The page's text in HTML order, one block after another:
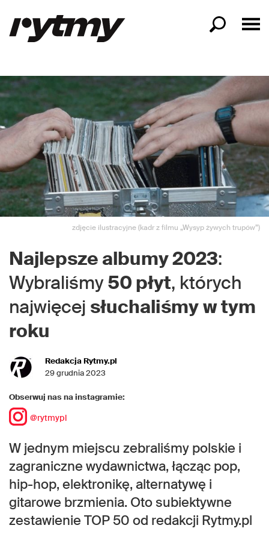
zdjęcie ilustracyjne (kadr z filmu „Wysyp żywych trupów”)
Najlepsze albumy 2023:
Wybraliśmy50 płyt, których
najwięcej słuchaliśmyw tym
roku
Redakcja Rytmy.pl
29 grudnia 2023
Obserwuj nas na instagramie:
@rytmypl
W jednym miejscu zebraliśmy polskie i
zagraniczne wydawnictwa, łącząc pop,
hip-hop, elektronikę, alternatywę i
gitarowe brzmienia. Oto subiektywne
zestawienie TOP 50 od redakcji Rytmy.pl